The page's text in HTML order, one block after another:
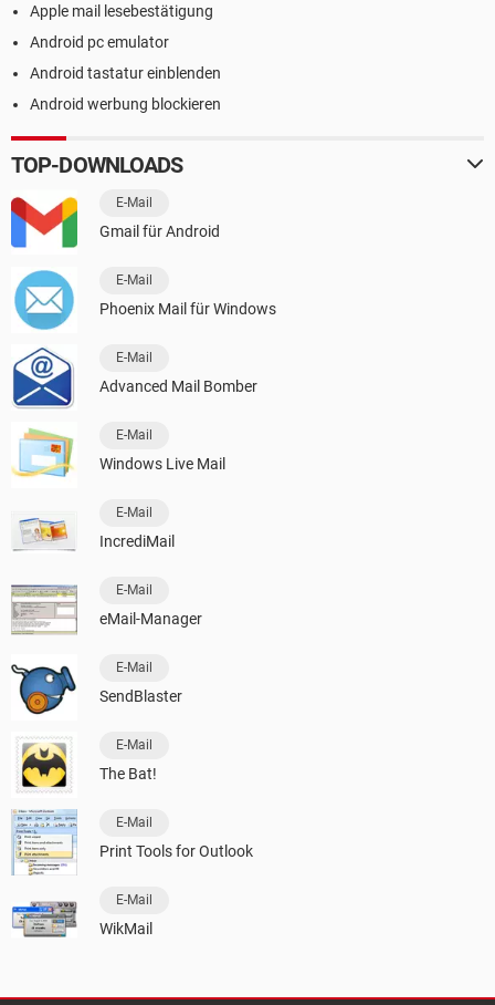
Apple mail lesebestätigung
Android pc emulator
Android tastatur einblenden
Android werbung blockieren
TOP-DOWNLOADS
E-Mail
Gmail für Android
E-Mail
Phoenix Mail für Windows
E-Mail
Advanced Mail Bomber
E-Mail
Windows Live Mail
E-Mail
IncrediMail
E-Mail
eMail-Manager
E-Mail
SendBlaster
E-Mail
The Bat!
E-Mail
Print Tools for Outlook
E-Mail
WikMail